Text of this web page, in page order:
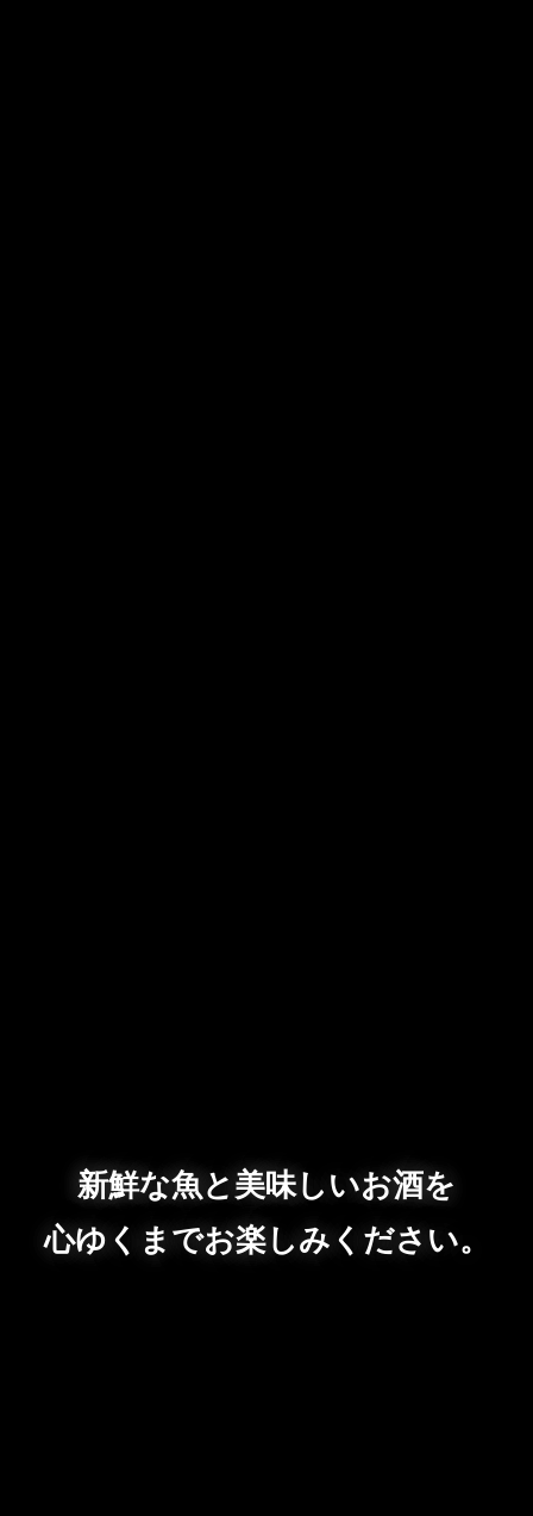
新鮮な魚と美味しいお酒を
心ゆくまでお楽しみください。